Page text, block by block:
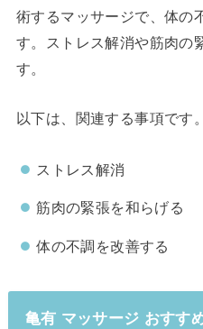
術するマッサージで、体の
す。ストレス解消や筋肉の
す。
以下は、関連する事項です。
ストレス解消
筋肉の緊張を和らげる
体の不調を改善する
亀有 マッサージ おすす